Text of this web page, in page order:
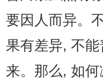
要因人而异。
果有差异, 不
来。那么, 如